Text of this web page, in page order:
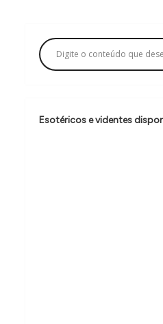
ç
ã
d
Esotéricos e videntes